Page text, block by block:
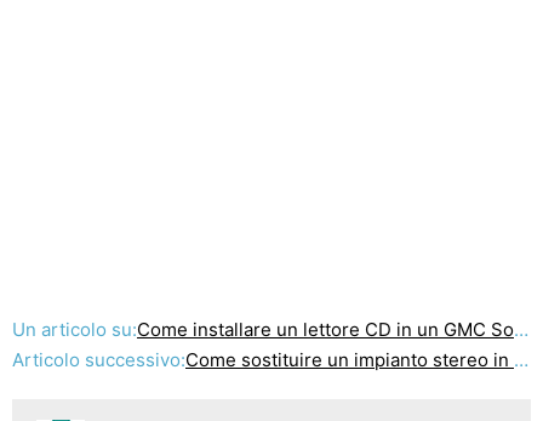
Un articolo su:Come installare un lettore CD in un GMC Sonoma
Articolo successivo:Come sostituire un impianto stereo in un 2005 Sienna